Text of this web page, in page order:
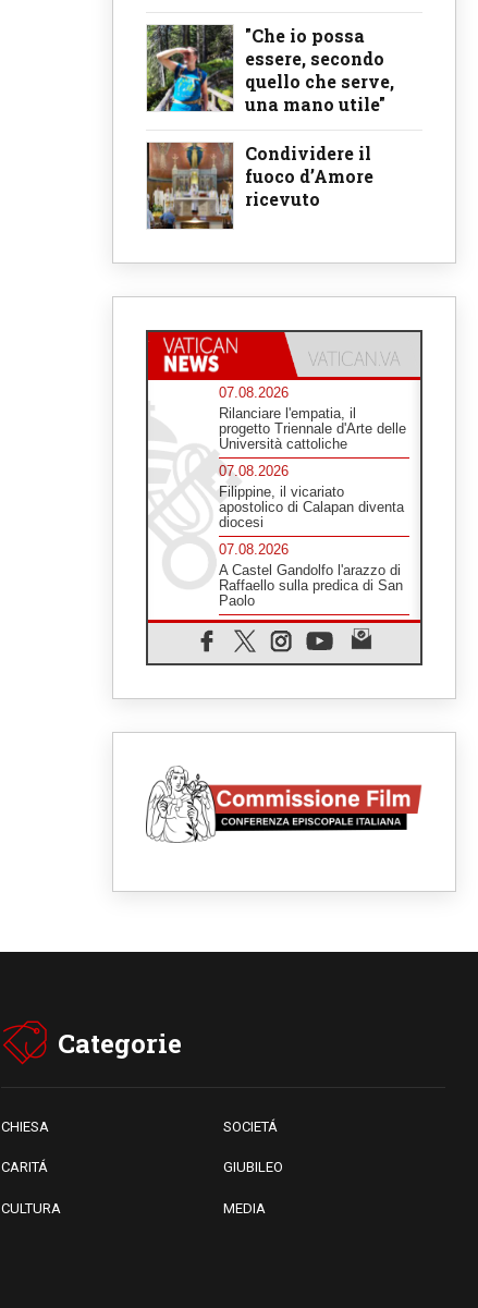
"Che io possa
essere, secondo
quello che serve,
una mano utile"
Condividere il
fuoco d’Amore
ricevuto
07.08.2026
Rilanciare l'empatia, il
progetto Triennale d'Arte delle
Università cattoliche
07.08.2026
Filippine, il vicariato
apostolico di Calapan diventa
diocesi
07.08.2026
A Castel Gandolfo l'arazzo di
Raffaello sulla predica di San
Paolo
07.08.2026
Tagle: la guerra sfigura il
mondo, solo la rivelazione di
07.08.2026
SIGNIS 2026, dare voce alle
religiose cattoliche nello
spazio pubblico
07.08.2026
vescovi: la visita del Papa
dono per tutto il Paese
Categorie
CHIESA SOCIETÁ
CARITÁ GIUBILEO
CULTURA MEDIA